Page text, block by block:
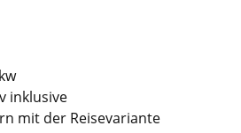
inklusive
mit der Reisevariante